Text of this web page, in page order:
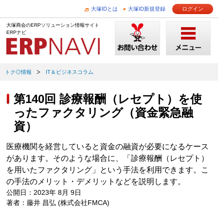
大塚IDとは 大塚ID新規登録 ログイン
大塚商会のERPソリューション情報サイト
ERPナビ
トク◎情報 IT＆ビジネスコラム
第140回 診療報酬（レセプト）を使
ったファクタリング（資金緊急融
資）
医療機関を経営していると資金の融資が必要になるケース
があります。そのような場合に、「診療報酬（レセプト）
を用いたファクタリング」という手法を利用できます。こ
の手法のメリット・デメリットなどを説明します。
公開日：2023年 8月 9日
著者：藤井 昌弘 (株式会社FMCA)